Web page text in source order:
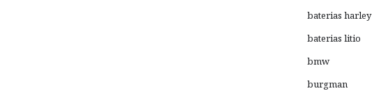
baterias harley
baterias litio
bmw
burgman